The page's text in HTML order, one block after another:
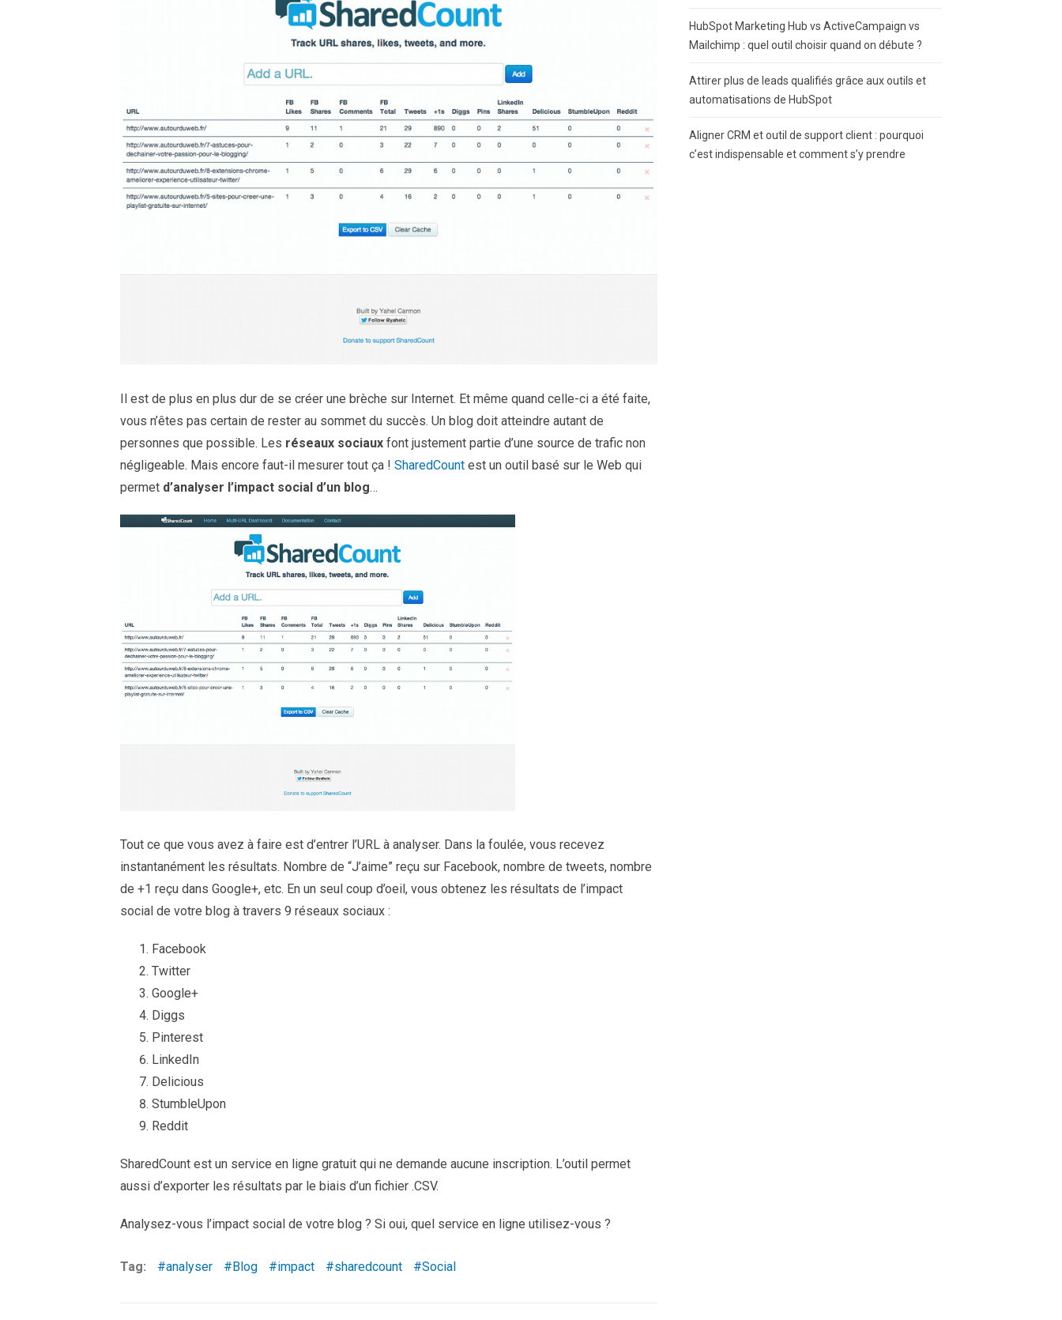
Il est de plus en plus dur de se créer une brèche sur Internet. Et même quand celle-ci a été faite,
vous n’êtes pas certain de rester au sommet du succès. Un blog doit atteindre autant de
personnes que possible. Les réseaux sociaux font justement partie d’une source de trafic non
négligeable. Mais encore faut-il mesurer tout ça ! SharedCount est un outil basé sur le Web qui
permet d’analyser l’impact social d’un blog…
Tout ce que vous avez à faire est d’entrer l’URL à analyser. Dans la foulée, vous recevez
instantanément les résultats. Nombre de “J’aime” reçu sur Facebook, nombre de tweets, nombre
de +1 reçu dans Google+, etc. En un seul coup d’oeil, vous obtenez les résultats de l’impact
social de votre blog à travers 9 réseaux sociaux :
Facebook
Twitter
Google+
Diggs
Pinterest
LinkedIn
Delicious
StumbleUpon
Reddit
SharedCount est un service en ligne gratuit qui ne demande aucune inscription. L’outil permet
aussi d’exporter les résultats par le biais d’un fichier .CSV.
Analysez-vous l’impact social de votre blog ? Si oui, quel service en ligne utilisez-vous ?
Tag: analyser Blog impact sharedcount Social
HubSpot Marketing Hub vs ActiveCampaign vs
Mailchimp : quel outil choisir quand on débute ?
Attirer plus de leads qualifiés grâce aux outils et
automatisations de HubSpot
Aligner CRM et outil de support client : pourquoi
c’est indispensable et comment s’y prendre